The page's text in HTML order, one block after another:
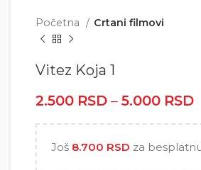
Početna Crtani filmovi
Vitez Koja 1
2.500 RSD – 5.000 RSD
Još 8.700 RSD za